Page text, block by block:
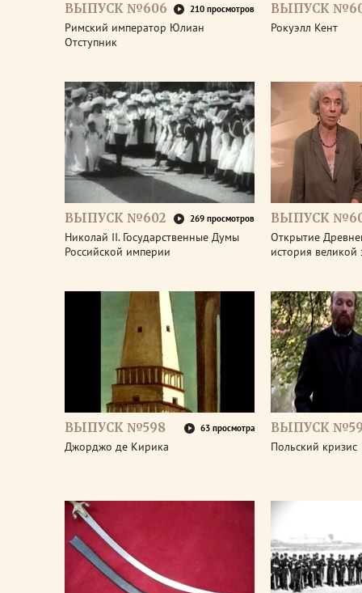
ВЫПУСК №606 210 просмотров
Римский император Юлиан
Отступник
ВЫПУСК
Рокуэлл Кент
ВЫПУСК №602 269 просмотров
Николай II. Государственные Думы
Российской империи
ВЫПУСК
Открытие
история великой
ВЫПУСК №598 63 просмотра
Джорджо де Кирика
ВЫПУСК
Польский кризис